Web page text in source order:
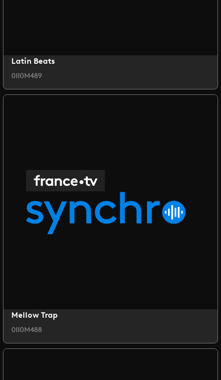
Latin Beats
0II0M489
Mellow Trap
0II0M488